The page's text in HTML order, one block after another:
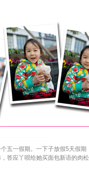
一假期。一下子放假5天假期
答应丫呗给她买面包新语的肉